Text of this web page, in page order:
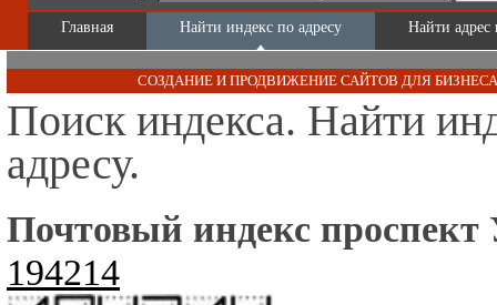
Главная Найти индекс по адресу Найти адрес
СОЗДАНИЕ И ПРОДВИЖЕНИЕ САЙТОВ ДЛЯ
Поиск индекса. Найти
адресу.
Почтовый индекс проспект
194214